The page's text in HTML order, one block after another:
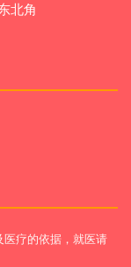
北角
医疗的依据，就医请